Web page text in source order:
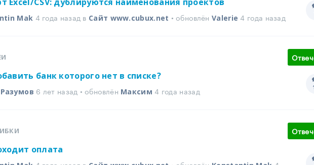
Mak 4 года назад в Сайт www.cubux.net • обновлёнValerie 4 года назад
банк которого нет в списке?
6 лет назад • обновлён Максим 4 года назад
оплата